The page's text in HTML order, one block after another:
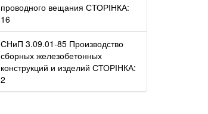
проводного вещания СТОРІНКА:
16
СНиП 3.09.01-85 Производство
сборных железобетонных
конструкций и изделий СТОРІНКА:
2